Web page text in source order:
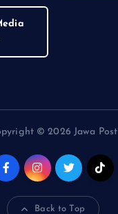
© 2026 Jawa Post
Back to Top